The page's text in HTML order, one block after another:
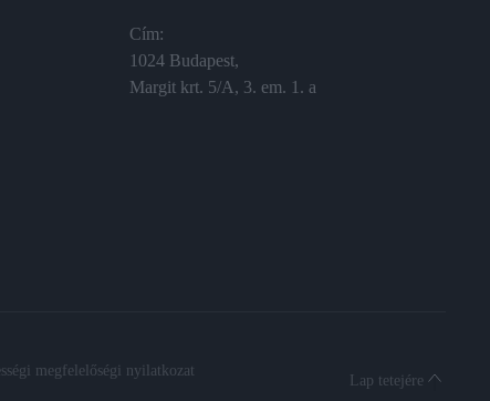
Cím:
1024 Budapest,
Margit krt. 5/A, 3. em. 1. a
megfelelőségi nyilatkozat
Lap tetejére